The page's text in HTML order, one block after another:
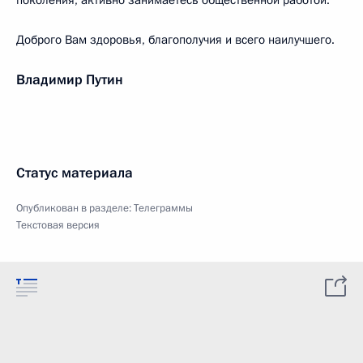
Доброго Вам здоровья, благополучия и всего наилучшего.
Владимир Путин
Статус материала
Опубликован в разделе:Телеграммы
Текстовая версия